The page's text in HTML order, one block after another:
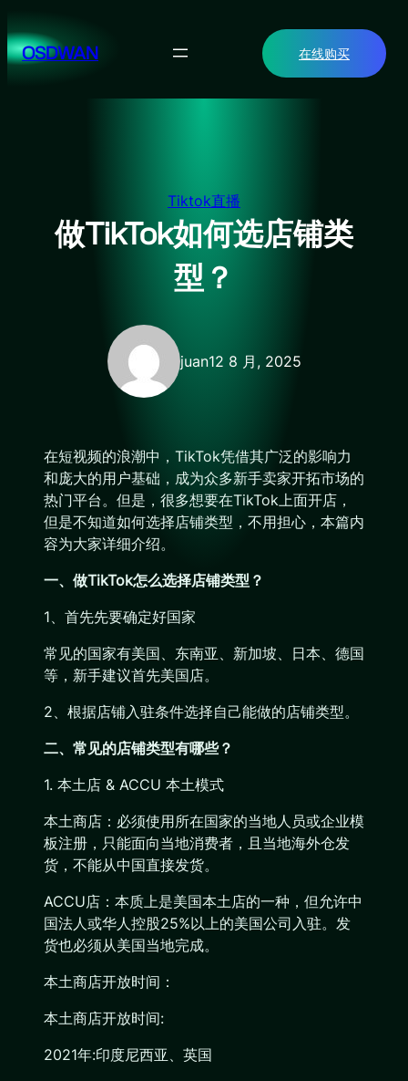
至
内OSDWAN 在线购买
Tiktok直播
做TikTok如何选店铺类
型？
juan12 8 月, 2025
在短视频的浪潮中，TikTok凭借其广泛的影响力
和庞大的用户基础，成为众多新手卖家开拓市场的
热门平台。但是，很多想要在TikTok上面开店，
但是不知道如何选择店铺类型，不用担心，本篇内
容为大家详细介绍。
一、做TikTok怎么选择店铺类型？
1、首先先要确定好国家
常见的国家有美国、东南亚、新加坡、日本、德国
等，新手建议首先美国店。
2、根据店铺入驻条件选择自己能做的店铺类型。
二、常见的店铺类型有哪些？
1. 本土店 & ACCU 本土模式
本土商店：必须使用所在国家的当地人员或企业模
板注册，只能面向当地消费者，且当地海外仓发
货，不能从中国直接发货。
ACCU店：本质上是美国本土店的一种，但允许中
国法人或华人控股25%以上的美国公司入驻。发
货也必须从美国当地完成。
本土商店开放时间：
本土商店开放时间:
2021年:印度尼西亚、英国